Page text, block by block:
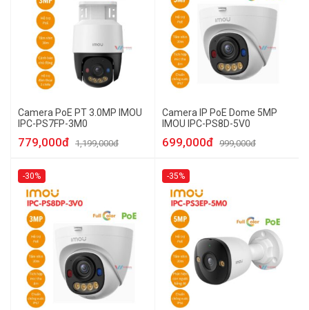
Camera PoE PT 3.0MP IMOU
IPC-PS7FP-3M0
779,000đ 1,199,000đ
Camera IP PoE Dome 5MP
IMOU IPC-PS8D-5V0
699,000đ 999,000đ
-30% -35%